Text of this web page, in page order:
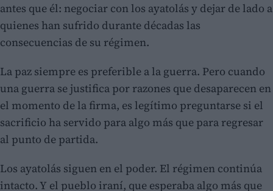
antes que él: negociar con los ayatolás y dejar de lado a
quienes han sufrido durante décadas las
consecuencias de su régimen.
La paz siempre es preferible a la guerra. Pero cuando
una guerra se justifica por razones que desaparecen en
el momento de la firma, es legítimo preguntarse si el
sacrificio ha servido para algo más que para regresar
al punto de partida.
Los ayatolás siguen en el poder. El régimen continúa
intacto. Y el pueblo iraní, que esperaba algo más que